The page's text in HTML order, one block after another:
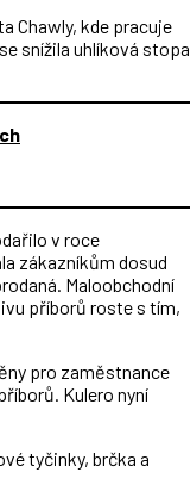
Chawly, kde pracuje
snížila uhlíková stopa
v roce
zákazníkům dosud
Maloobchodní
příborů roste s tím,
pro zaměstnance
Kulero nyní
tyčinky, brčka a